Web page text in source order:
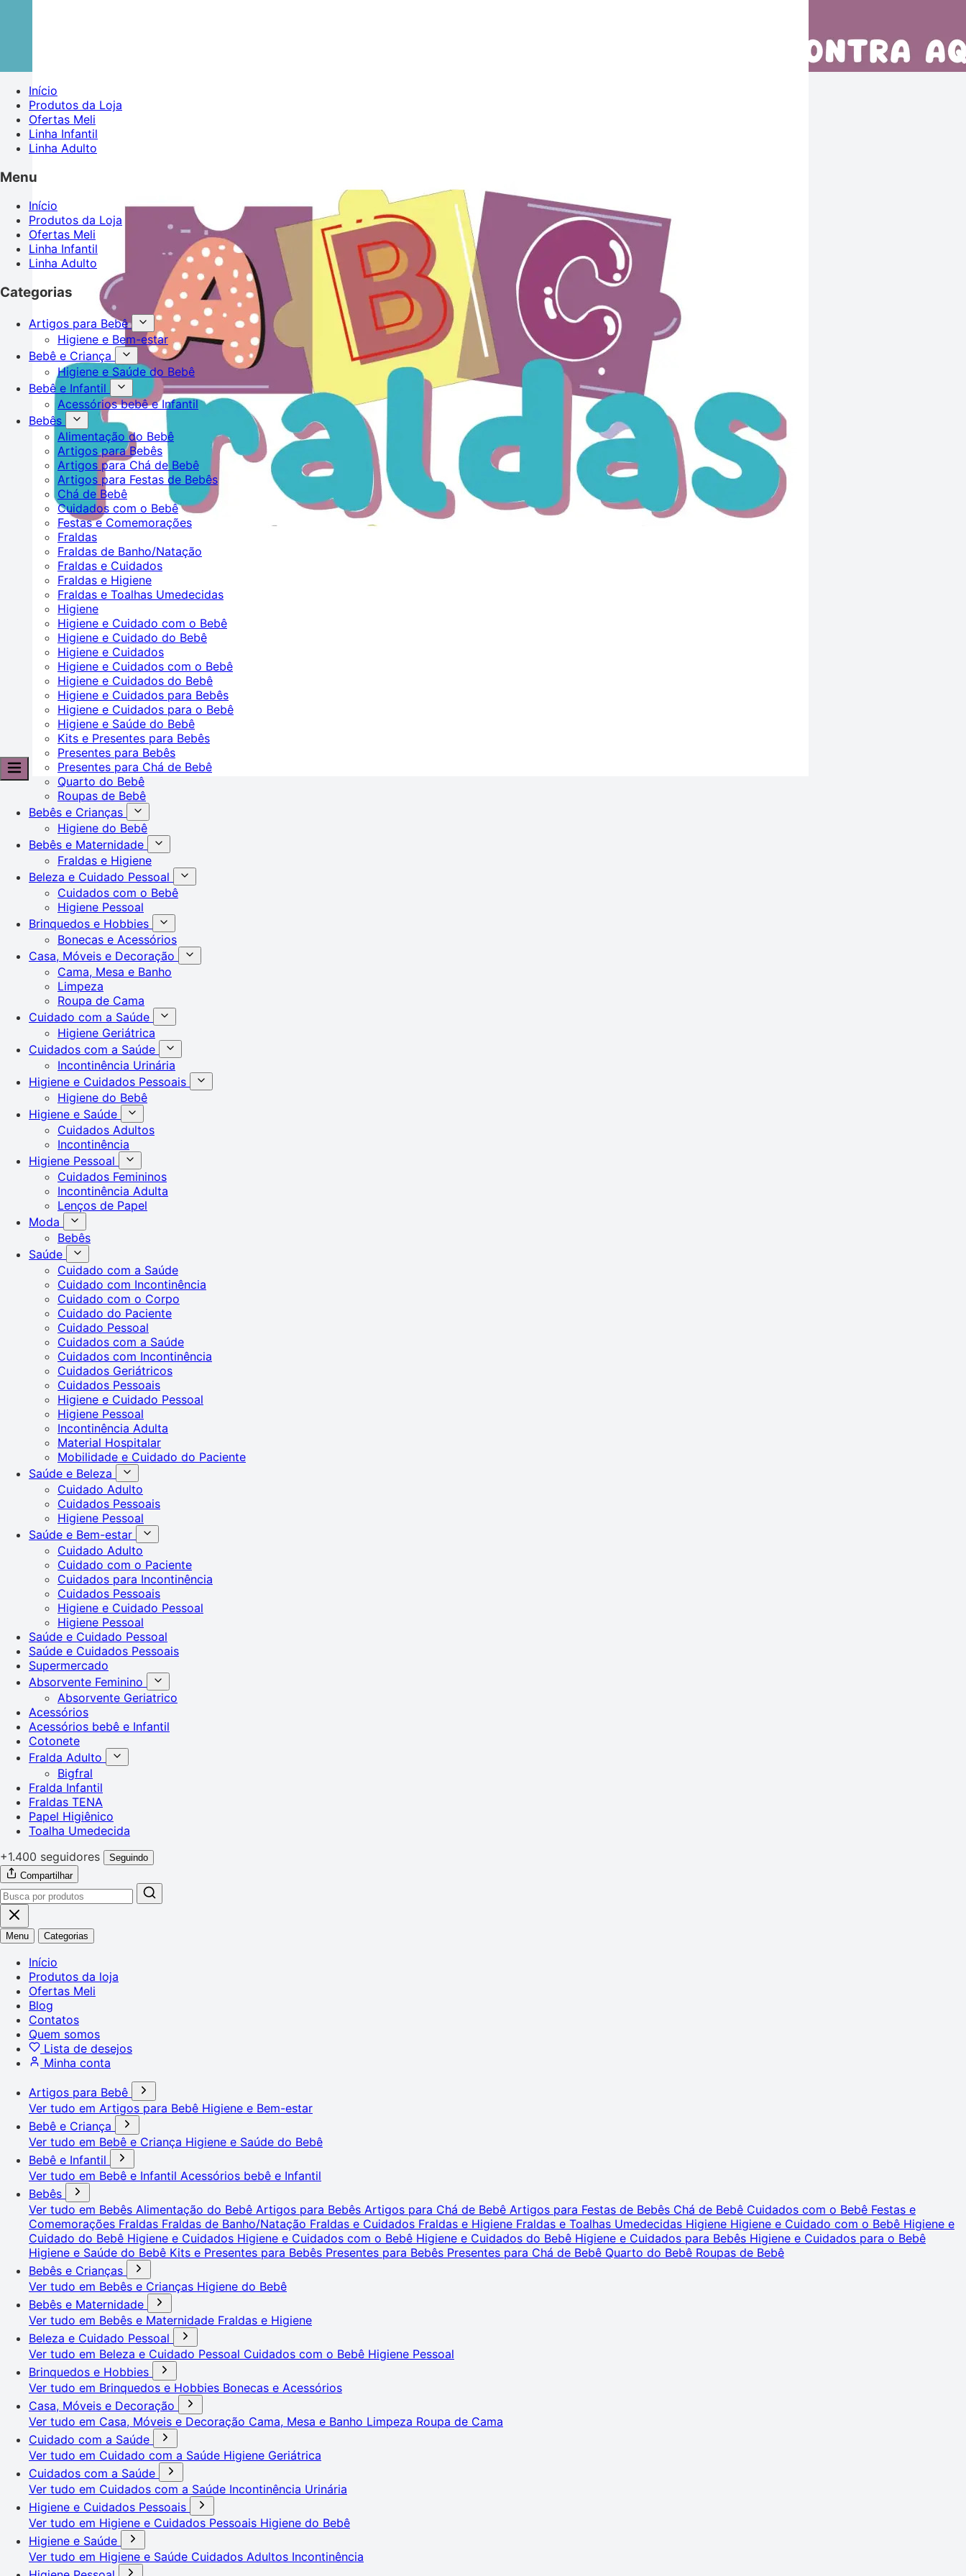
Início
Produtos da Loja
Ofertas Meli
Linha Infantil
Linha Adulto
Menu
Início
Produtos da Loja
Ofertas Meli
Linha Infantil
Linha Adulto
Categorias
Artigos para Bebê
Higiene e Bem-estar
Bebê e Criança
Higiene e Saúde do Bebê
Bebê e Infantil
Acessórios bebê e Infantil
Bebês
Alimentação do Bebê
Artigos para Bebês
Artigos para Chá de Bebê
Artigos para Festas de Bebês
Chá de Bebê
Cuidados com o Bebê
Festas e Comemorações
Fraldas
Fraldas de Banho/Natação
Fraldas e Cuidados
Fraldas e Higiene
Fraldas e Toalhas Umedecidas
Higiene
Higiene e Cuidado com o Bebê
Higiene e Cuidado do Bebê
Higiene e Cuidados
Higiene e Cuidados com o Bebê
Higiene e Cuidados do Bebê
Higiene e Cuidados para Bebês
Higiene e Cuidados para o Bebê
Higiene e Saúde do Bebê
Kits e Presentes para Bebês
Presentes para Bebês
Presentes para Chá de Bebê
Quarto do Bebê
Roupas de Bebê
Bebês e Crianças
Higiene do Bebê
Bebês e Maternidade
Fraldas e Higiene
Beleza e Cuidado Pessoal
Cuidados com o Bebê
Higiene Pessoal
Brinquedos e Hobbies
Bonecas e Acessórios
Casa, Móveis e Decoração
Cama, Mesa e Banho
Limpeza
Roupa de Cama
Cuidado com a Saúde
Higiene Geriátrica
Cuidados com a Saúde
Incontinência Urinária
Higiene e Cuidados Pessoais
Higiene do Bebê
Higiene e Saúde
Cuidados Adultos
Incontinência
Higiene Pessoal
Cuidados Femininos
Incontinência Adulta
Lenços de Papel
Moda
Bebês
Saúde
Cuidado com a Saúde
Cuidado com Incontinência
Cuidado com o Corpo
Cuidado do Paciente
Cuidado Pessoal
Cuidados com a Saúde
Cuidados com Incontinência
Cuidados Geriátricos
Cuidados Pessoais
Higiene e Cuidado Pessoal
Higiene Pessoal
Incontinência Adulta
Material Hospitalar
Mobilidade e Cuidado do Paciente
Saúde e Beleza
Cuidado Adulto
Cuidados Pessoais
Higiene Pessoal
Saúde e Bem-estar
Cuidado Adulto
Cuidado com o Paciente
Cuidados para Incontinência
Cuidados Pessoais
Higiene e Cuidado Pessoal
Higiene Pessoal
Saúde e Cuidado Pessoal
Saúde e Cuidados Pessoais
Supermercado
Absorvente Feminino
Absorvente Geriatrico
Acessórios
Acessórios bebê e Infantil
Cotonete
Fralda Adulto
Bigfral
Fralda Infantil
Fraldas TENA
Papel Higiênico
Toalha Umedecida
+1.400 seguidores
Seguindo
Compartilhar
Menu Categorias
Início
Produtos da loja
Ofertas Meli
Blog
Contatos
Quem somos
Lista de desejos
Minha conta
Artigos para Bebê
Ver tudo em Artigos para Bebê Higiene e Bem-estar
Bebê e Criança
Ver tudo em Bebê e Criança Higiene e Saúde do Bebê
Bebê e Infantil
Ver tudo em Bebê e Infantil Acessórios bebê e Infantil
Bebês
Ver tudo em Bebês Alimentação do Bebê Artigos para Bebês Artigos para Chá de Bebê Artigos para Festas de Bebês Chá de Bebê Cuidados com o Bebê Festas e
Comemorações Fraldas Fraldas de Banho/Natação Fraldas e Cuidados Fraldas e Higiene Fraldas e Toalhas Umedecidas Higiene Higiene e Cuidado com o Bebê Higiene e
Cuidado do Bebê Higiene e Cuidados Higiene e Cuidados com o Bebê Higiene e Cuidados do Bebê Higiene e Cuidados para Bebês Higiene e Cuidados para o Bebê
Higiene e Saúde do Bebê Kits e Presentes para Bebês Presentes para Bebês Presentes para Chá de Bebê Quarto do Bebê Roupas de Bebê
Bebês e Crianças
Ver tudo em Bebês e Crianças Higiene do Bebê
Bebês e Maternidade
Ver tudo em Bebês e Maternidade Fraldas e Higiene
Beleza e Cuidado Pessoal
Ver tudo em Beleza e Cuidado Pessoal Cuidados com o Bebê Higiene Pessoal
Brinquedos e Hobbies
Ver tudo em Brinquedos e Hobbies Bonecas e Acessórios
Casa, Móveis e Decoração
Ver tudo em Casa, Móveis e Decoração Cama, Mesa e Banho Limpeza Roupa de Cama
Cuidado com a Saúde
Ver tudo em Cuidado com a Saúde Higiene Geriátrica
Cuidados com a Saúde
Ver tudo em Cuidados com a Saúde Incontinência Urinária
Higiene e Cuidados Pessoais
Ver tudo em Higiene e Cuidados Pessoais Higiene do Bebê
Higiene e Saúde
Ver tudo em Higiene e Saúde Cuidados Adultos Incontinência